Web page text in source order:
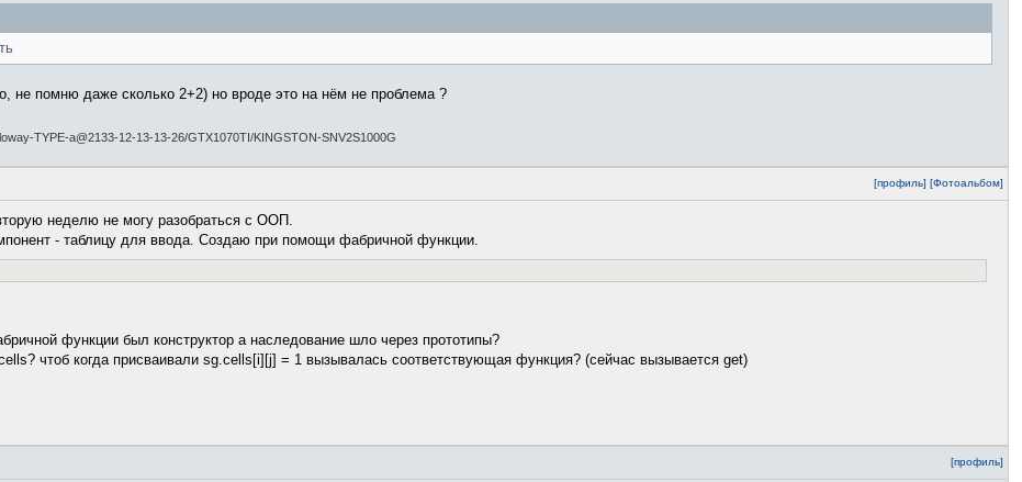
не помню даже сколько 2+2) но вроде это на нём не проблема ?
TYPE-a@2133-12-13-13-26/GTX1070TI/KINGSTON-SNV2S1000G
[профиль] [Фотоальбом]
неделю не могу разобраться с ООП.
- таблицу для ввода. Создаю при помощи фабричной функции.
функции был конструктор а наследование шло через прототипы?
чтоб когда присваивали sg.cells[i][j] = 1 вызывалась соответствующая функция? (сейчас вызывается get)
[профиль]